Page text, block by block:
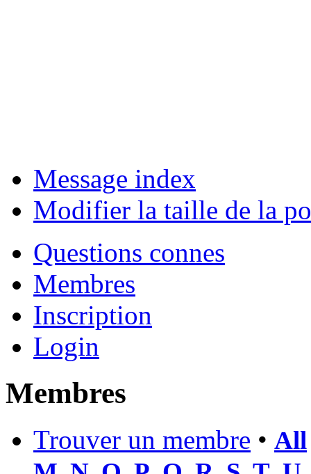
Message index
Modifier la taille de la
Questions connes
Membres
Inscription
Login
Membres
Trouver un membre • All